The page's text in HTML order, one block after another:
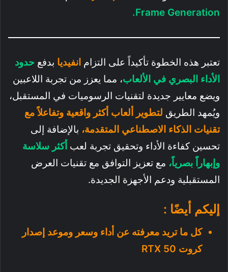
Frame Generation.
تعتبر هذه الخطوة تأكيداً على التزام انفيديا بدفع حدود
الأداء البصري في الألعاب، مما يعزز من تجربة اللاعبين
ويضع معايير جديدة لتقنيات الرسوميات في المستقبل،
ويُمهد الطريق لتطوير ألعاب أكثر واقعية وتفاعلاً مع
تقنيات الذكاء الاصطناعي المتقدمة، بالإضافة إلى
تحسين كفاءة الأداء وتحقيق تجربة لعب أكثر سلاسة
وإبهاراً بصرياً، مع تعزيز التوافق مع تقنيات العرض
المستقبلية ودعم الأجهزة الجديدة.
إليكم أيضًا :
كل ما تريد معرفته عن أداء وسعر وموعد إصدار
كروت RTX 50